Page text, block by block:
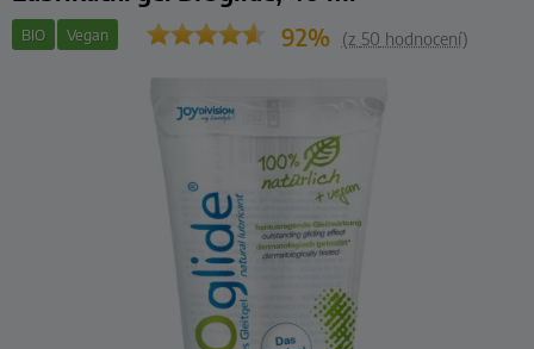
BIO Vegan 92% (z 50 hodnocení)